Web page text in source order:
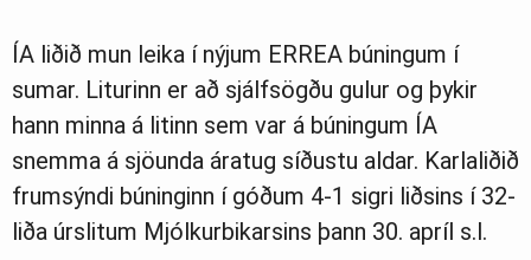
ÍA liðið mun leika í nýjum ERREA búningum í
sumar. Liturinn er að sjálfsögðu gulur og þykir
hann minna á litinn sem var á búningum ÍA
snemma á sjöunda áratug síðustu aldar. Karlaliðið
frumsýndi búninginn í góðum 4-1 sigri liðsins í 32-
liða úrslitum Mjólkurbikarsins þann 30. apríl s.l.